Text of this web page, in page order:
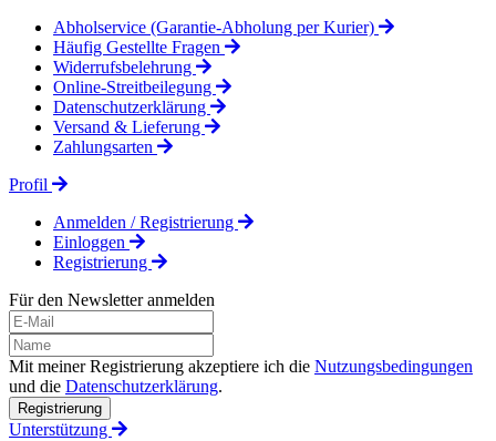
Abholservice (Garantie-Abholung per Kurier)
Häufig Gestellte Fragen
Widerrufsbelehrung
Online-Streitbeilegung
Datenschutzerklärung
Versand & Lieferung
Zahlungsarten
Profil
Anmelden / Registrierung
Einloggen
Registrierung
Für den Newsletter anmelden
Mit meiner Registrierung akzeptiere ich die Nutzungsbedingungen
und die Datenschutzerklärung.
Registrierung
Unterstützung